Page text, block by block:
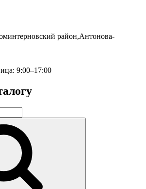
район,Антонова-
9:00–17:00